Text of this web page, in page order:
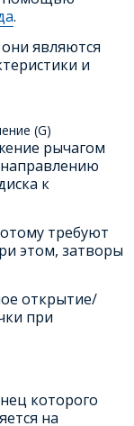
.
являются
и
(G)
рычагом
к
требуют
этом, затворы
открытие/
при
которого
на